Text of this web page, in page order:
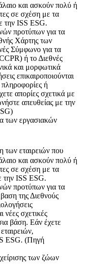
και ασκούν πολύ ή
σε σχέση με τα
την ISS ESG.
προτύπων για τα
Χάρτης των
Σύμφωνο για τα
ή το Διεθνές
και μορφωτικά
επικαιροποιούνται
πληροφορίες ή
απορίες σχετικά με
απευθείας με την
των εργασιακών
των εταιρειών που
και ασκούν πολύ ή
σε σχέση με τα
την ISS ESG.
προτύπων για τα
της Διεθνούς
νέες σχετικές
βάση. Εάν έχετε
ESG. (Πηγή
των ζώων